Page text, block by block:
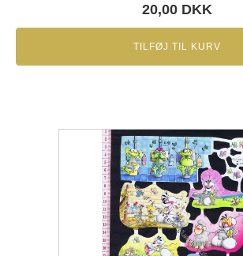
20,00 DKK
TILFØJ TIL KURV